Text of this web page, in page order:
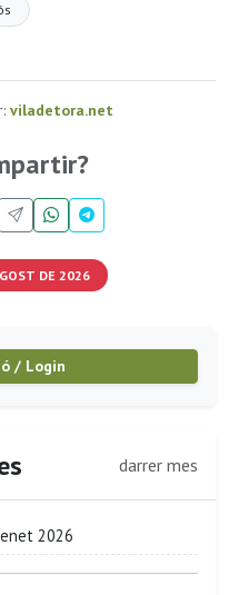
viladetora.net
DE 2026
/ Login
darrer mes
2026